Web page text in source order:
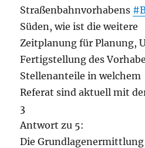
Straßenbahnvorhabens
Süden, wie ist die weitere
Zeitplanung für Planung,
Fertigstellung des
Stellenanteile in welchem
Referat sind aktuell mit
3
Antwort zu 5:
Die